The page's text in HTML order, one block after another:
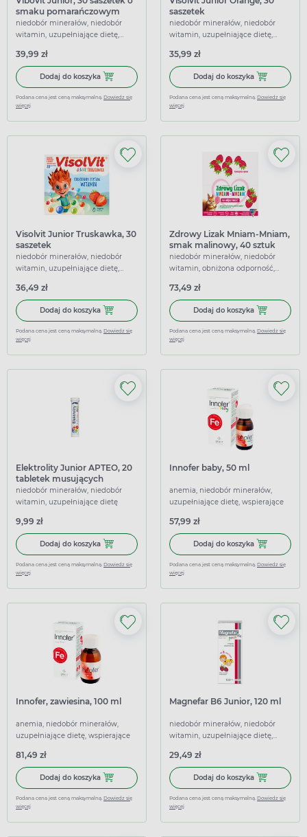
smaku pomarańczowym
niedobór minerałów, niedobór
witamin, uzupełniające dietę,
39,99 zł
Dodaj do koszyka Dodaj do koszyka Vibovit Junior, 30 saszetek o smaku
Podana cena jest ceną maksymalną. Dowiedz się
więcej
saszetek
niedobór minerałów, niedobór
witamin, uzupełniające dietę,
35,99 zł
Dodaj do koszyka Dodaj do
Podana cena jest ceną maksymalną. Dowiedz się
więcej
Visolvit Junior Truskawka, 30
saszetek
niedobór minerałów, niedobór
witamin, uzupełniające dietę,
36,49 zł
Dodaj do koszyka Dodaj do koszyka Visolvit Junior Truskawka, 30 saszetek
Podana cena jest ceną maksymalną. Dowiedz się
więcej
Zdrowy Lizak Mniam-Mniam,
smak malinowy, 40 sztuk
niedobór minerałów, niedobór
witamin, obniżona odporność,
73,49 zł
Dodaj do koszyka Dodaj do
Podana cena jest ceną maksymalną. Dowiedz się
więcej
Elektrolity Junior APTEO, 20
tabletek musujących
niedobór minerałów, niedobór
witamin, uzupełniające dietę
9,99 zł
Dodaj do koszyka Dodaj do koszyka Elektrolity Junior APTEO, 20 tabletek
Podana cena jest ceną maksymalną. Dowiedz się
więcej
Innofer baby, 50 ml
anemia, niedobór minerałów,
uzupełniające dietę, wspierające
57,99 zł
Dodaj do koszyka Dodaj do
Podana cena jest ceną maksymalną. Dowiedz się
więcej
Innofer, zawiesina, 100 ml
anemia, niedobór minerałów,
uzupełniające dietę, wspierające
81,49 zł
Dodaj do koszyka Dodaj do koszyka Innofer, zawiesina, 100 ml
Podana cena jest ceną maksymalną. Dowiedz się
więcej
Magnefar B6 Junior, 120 ml
niedobór minerałów, niedobór
witamin, uzupełniające dietę,
29,49 zł
Dodaj do koszyka Dodaj do
Podana cena jest ceną maksymalną. Dowiedz się
więcej